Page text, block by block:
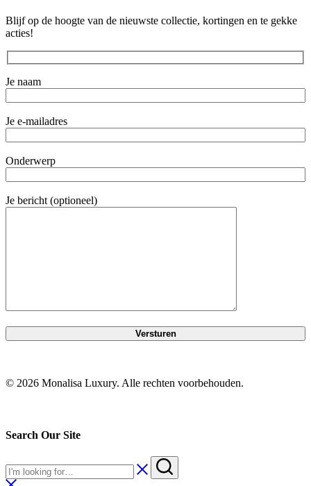
Blijf op de hoogte van de nieuwste collectie, kortingen en te gekke
acties!
Je naam
Je e-mailadres
Onderwerp
Je bericht (optioneel)
© 2026 Monalisa Luxury. Alle rechten voorbehouden.
Search Our Site